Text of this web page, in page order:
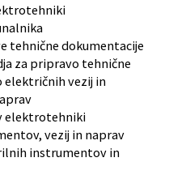
tehnične dokumentacije
za pripravo tehnične
električnih vezij in
elektrotehniki
vezij in naprav
instrumentov in